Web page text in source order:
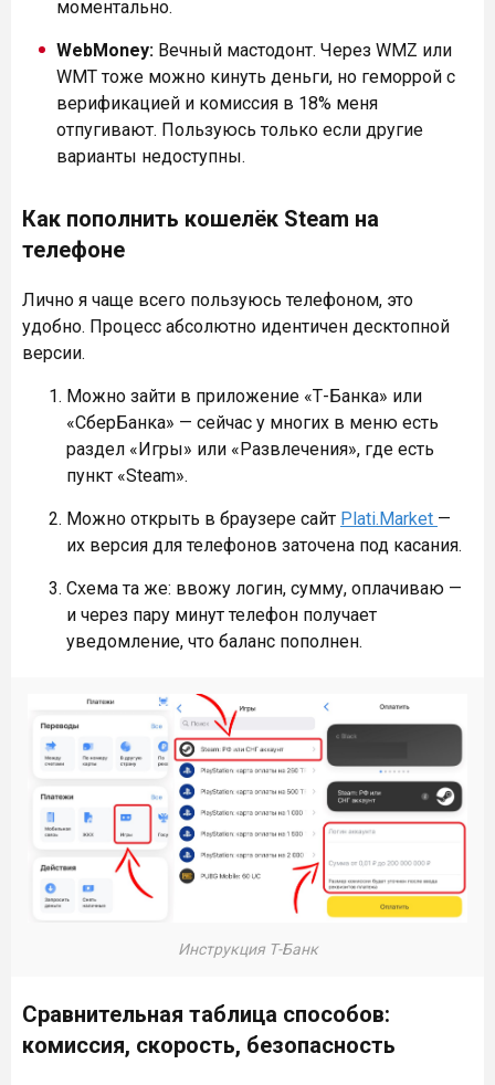
моментально.
WebMoney: Вечный мастодонт. Через WMZ или
WMT тоже можно кинуть деньги, но геморрой с
верификацией и комиссия в 18% меня
отпугивают. Пользуюсь только если другие
варианты недоступны.
Как пополнить кошелёк Steam на
телефоне
Лично я чаще всего пользуюсь телефоном, это
удобно. Процесс абсолютно идентичен десктопной
версии.
Можно зайти в приложение «Т-Банка» или
«СберБанка» — сейчас у многих в меню есть
раздел «Игры» или «Развлечения», где есть
пункт «Steam».
Можно открыть в браузере сайт Plati.Market —
их версия для телефонов заточена под касания.
Схема та же: ввожу логин, сумму, оплачиваю —
и через пару минут телефон получает
уведомление, что баланс пополнен.
Инструкция Т-Банк
Сравнительная таблица способов:
комиссия, скорость, безопасность